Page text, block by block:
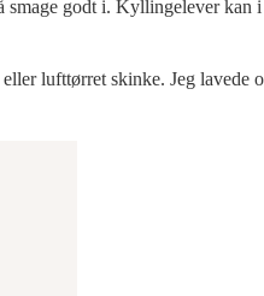
smage godt i. Kyllingelever kan
lufttørret skinke. Jeg lavede